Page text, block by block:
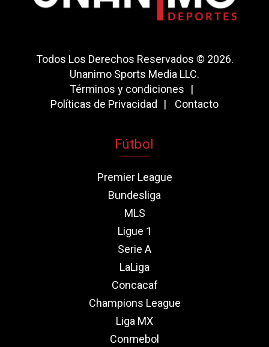
Todos Los Derechos Reservados © 2026.
Unanimo Sports Media LLC.
Términos y condiciones
Políticas de Privacidad
Contacto
Fútbol
Premier League
Bundesliga
MLS
Ligue 1
Serie A
LaLiga
Concacaf
Champions League
Liga MX
Conmebol